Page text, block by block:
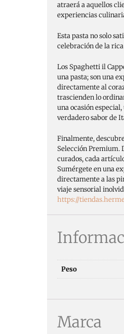
atraerá a aquellos
experiencias
Esta pasta no solo
celebración de la
Los Spaghetti il
una pasta; son una
directamente al
trascienden lo
una ocasión
verdadero sabor de
Finalmente,
Selección Premium.
curados, cada
Sumérgete en una
directamente a las
viaje sensorial
https://
Peso
Marca